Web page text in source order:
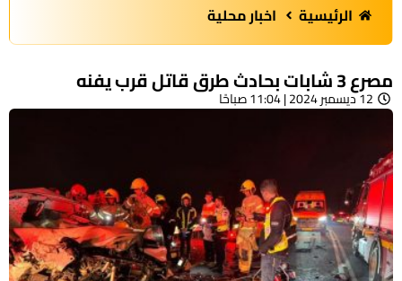
الرئيسية اخبار محلية
مصرع 3 شابات بحادث طرق قاتل قرب يفنه
12 ديسمبر 2024 | 11:04 صباحًا